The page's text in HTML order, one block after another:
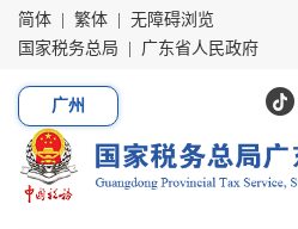
简体 繁体
无障碍浏览
国家税务总局
广东省人民政府
广州